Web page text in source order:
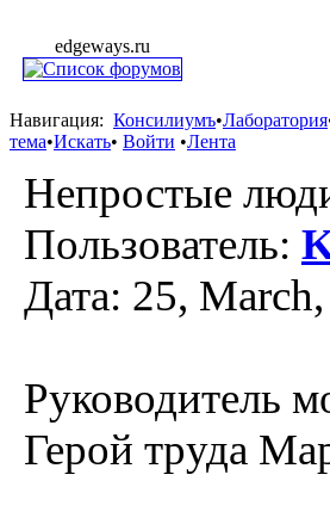
edgeways.ru
Навигация: Консилиумъ•Лаборатория
тема•Искать• Войти •Лента
Непростые
Пользователь:
Дата: 25,
Руководитель
Герой труда